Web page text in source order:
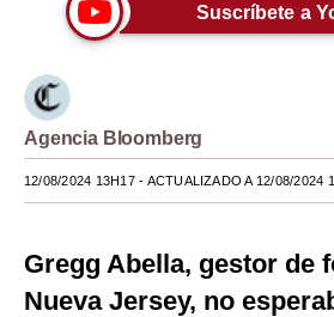
Viajes
Estilos
Mundo
EEUU
México
España
Suscríbete a
Agencia Bloomberg
12/08/2024 13H17- ACTUALIZADO A 12/08/2024
Gregg Abella, gestor de
Nueva Jersey, no